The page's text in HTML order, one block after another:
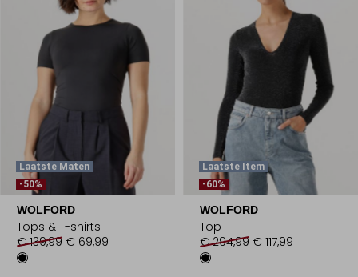
Laatste Maten
-50%
WOLFORD
Tops & T-shirts
€ 139,99 € 69,99
Laatste Item
-60%
WOLFORD
Top
€ 294,99 € 117,99